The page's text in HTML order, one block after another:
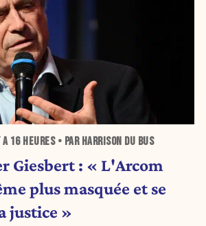
A16 HEURES• PAR HARRISON DU BUS
Giesbert : « L'Arcom
plus masquée et se
justice »